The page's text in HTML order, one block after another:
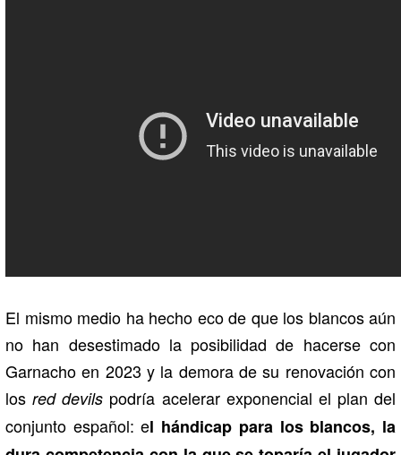
El mismo medio ha hecho eco de que los blancos aún
no han desestimado la posibilidad de hacerse con
Garnacho en 2023 y la demora de su renovación con
los red devils podría acelerar exponencial el plan del
conjunto español: el hándicap para los blancos, la